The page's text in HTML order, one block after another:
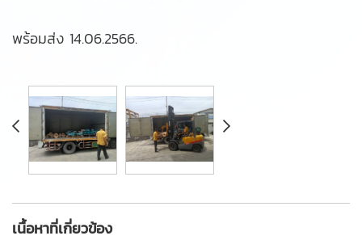
พร้อมส่ง 14.06.2566.
เนื้อหาที่เกี่ยวข้อง